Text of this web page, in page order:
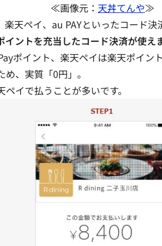
≪画像元： 天丼てんや≫
天ペイ、au PAYといったコード決
イントを充当したコード決済が使え
ポイント、楽天ペイは楽天ポイ
、実質「0円」。
イで払うことが多いです。